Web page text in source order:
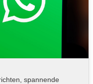
spannende